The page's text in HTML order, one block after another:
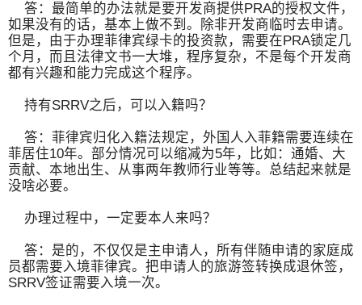
答：最简单的办法就是要开发商提供PRA的授权文件，
如果没有的话，基本上做不到。除非开发商临时去申请。
但是，由于办理菲律宾绿卡的投资款，需要在PRA锁定几
个月，而且法律文书一大堆，程序复杂，不是每个开发商
都有兴趣和能力完成这个程序。
持有SRRV之后，可以入籍吗？
答：菲律宾归化入籍法规定，外国人入菲籍需要连续在
菲居住10年。部分情况可以缩减为5年，比如：通婚、大
贡献、本地出生、从事两年教师行业等等。总结起来就是
没啥必要。
办理过程中，一定要本人来吗？
答：是的，不仅仅是主申请人，所有伴随申请的家庭成
员都需要入境菲律宾。把申请人的旅游签转换成退休签，
SRRV签证需要入境一次。